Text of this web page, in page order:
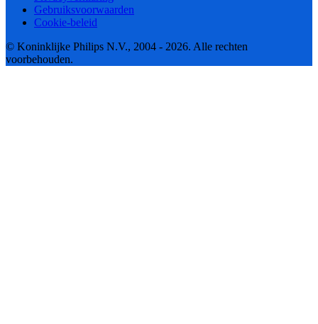
Gebruiksvoorwaarden
Cookie-beleid
© Koninklijke Philips N.V., 2004 - 2026. Alle rechten
voorbehouden.